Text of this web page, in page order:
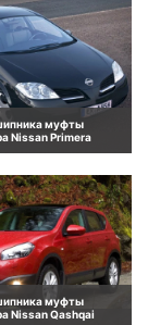
муфты
Nissan Primera
муфты
Nissan Qashqai